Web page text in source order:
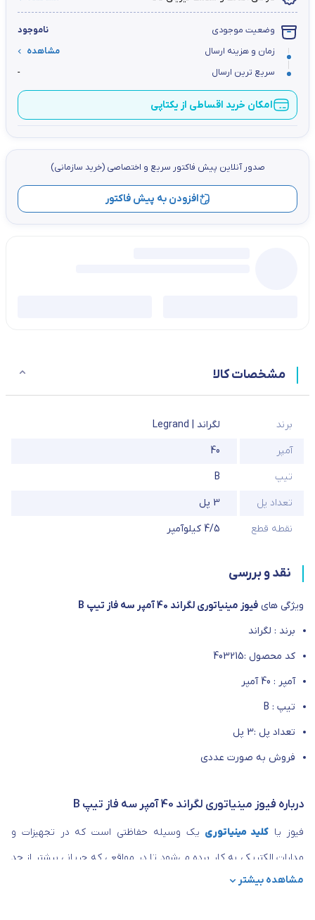
وضعیت موجودی
ناموجود
زمان و هزینه ارسال
مشاهده
سریع ترین ارسال
-
امکان خرید اقساطی از یکتاپی
صدور آنلاین پيش فاكتور سریع و اختصاصي (خرید سازمانی)
افزودن به پیش فاکتور
مشخصات کالا
برند
لگراند | Legrand
آمپر
40
تیپ
B
تعداد پل
3 پل
نقطه قطع
4/5 کیلوآمپر
نقد و بررسی
ویژگی های فیوز مینیاتوری لگراند 40 آمپر سه فاز تیپ B
برند : لگراند
کد محصول :403215
آمپر : 40 آمپر
تیپ : B
تعداد پل :3 پل
فروش به صورت عددی
درباره فیوز مینیاتوری لگراند 40 آمپر سه فاز تیپ B
فیوز یا کلید مینیاتوری یک وسیله حفاظتی است که در تجهیزات و
مدارات الکتریکی به کار برده می‌شود تا در مواقعی که جریانی بیشتر از حد
انتظار از وسیله عبور می کند مدار قطع شود تا سایر تجهیزات آسیبی
مشاهده بیشتر